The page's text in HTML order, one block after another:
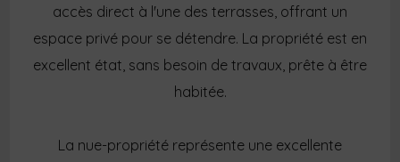
accès direct à l'une des terrasses, offrant un
espace privé pour se détendre. La propriété est en
excellent état, sans besoin de travaux, prête à être
habitée.
La nue-propriété représente une excellente